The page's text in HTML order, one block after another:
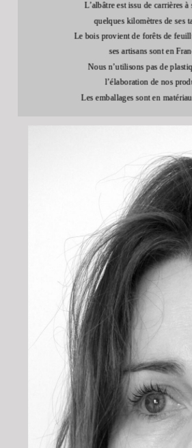
L’albâtre est issu de carrières à
quelques kilomètres de ses
Le bois provient de forêts de
ses artisans sont en
Nous n’utilisons pas de
l’élaboration de nos
Les emballages sont en